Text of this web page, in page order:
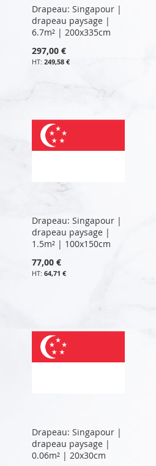
Drapeau: Singapour |
drapeau paysage |
6.7m² | 200x335cm
297,00 €
249,58 €
Drapeau: Singapour |
drapeau paysage |
1.5m² | 100x150cm
77,00 €
64,71 €
Drapeau: Singapour |
drapeau paysage |
0.06m² | 20x30cm